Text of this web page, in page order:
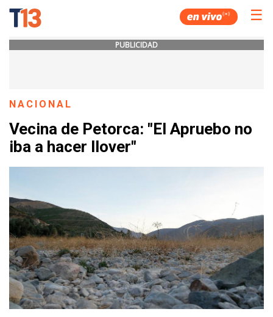
☰
PUBLICIDAD
NACIONAL
Vecina de Petorca: "El Apruebo no
iba a hacer llover"